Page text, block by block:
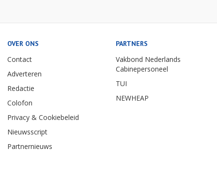
OVER ONS
Contact
Adverteren
Redactie
Colofon
Privacy & Cookiebeleid
Nieuwsscript
Partnernieuws
PARTNERS
Vakbond Nederlands
Cabinepersoneel
TUI
NEWHEAP